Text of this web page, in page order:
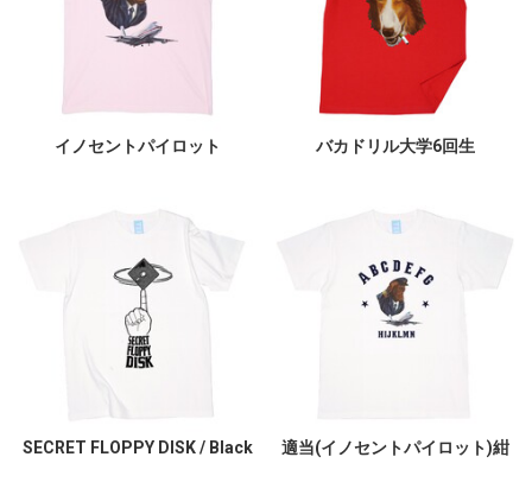
イノセントパイロット バカドリル大学6回生
SECRET FLOPPY DISK / Black 適当(イノセントパイロット)紺